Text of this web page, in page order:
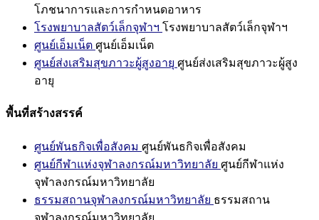
โภชนาการและการกำหนดอาหาร
โรงพยาบาลสัตว์เล็กจุฬาฯ โรงพยาบาลสัตว์เล็กจุฬาฯ
ศูนย์เอ็มเน็ต ศูนย์เอ็มเน็ต
ศูนย์ส่งเสริมสุขภาวะผู้สูงอายุ ศูนย์ส่งเสริมสุขภาวะผู้สูง
อายุ
พื้นที่สร้างสรรค์
ศูนย์พันธกิจเพื่อสังคม ศูนย์พันธกิจเพื่อสังคม
ศูนย์กีฬาแห่งจุฬาลงกรณ์มหาวิทยาลัย ศูนย์กีฬาแห่ง
จุฬาลงกรณ์มหาวิทยาลัย
ธรรมสถานจุฬาลงกรณ์มหาวิทยาลัย ธรรมสถาน
จุฬาลงกรณ์มหาวิทยาลัย